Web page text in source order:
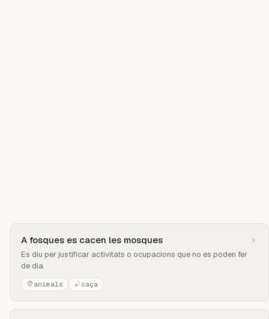
A fosques es cacen les mosques
Es diu per justificar activitats o ocupacions que no es poden fer
de dia
animals caça